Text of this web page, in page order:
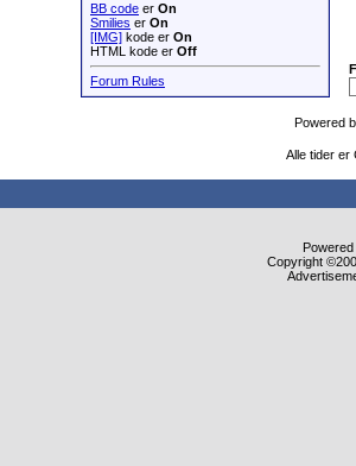
BB code er On
Smilies er On
[IMG] kode er On
HTML kode er Off
Forum Rules
Powered
Alle tider er
Copyright